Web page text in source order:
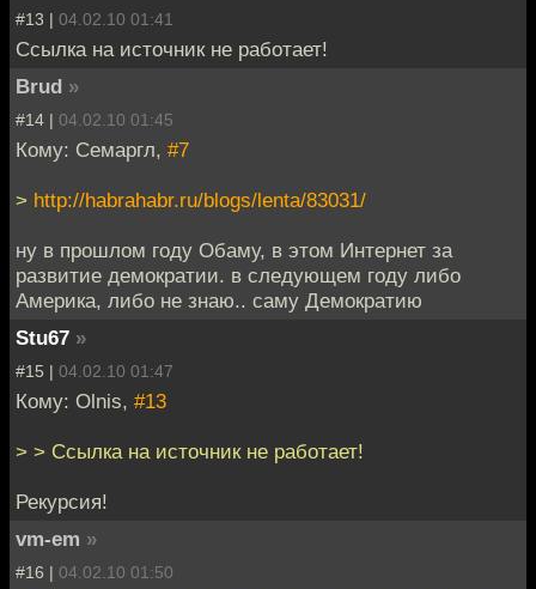
#13 | 04.02.10 01:41
Ссылка на источник не работает!
Brud »
#14 | 04.02.10 01:45
Кому: Семаргл, #7
> http://habrahabr.ru/blogs/lenta/83031/
ну в прошлом году Обаму, в этом Интернет за
развитие демократии. в следующем году либо
Америка, либо не знаю.. саму Демократию
Stu67 »
#15 | 04.02.10 01:47
Кому: Olnis, #13
> > Ссылка на источник не работает!
Рекурсия!
vm-em »
#16 | 04.02.10 01:50